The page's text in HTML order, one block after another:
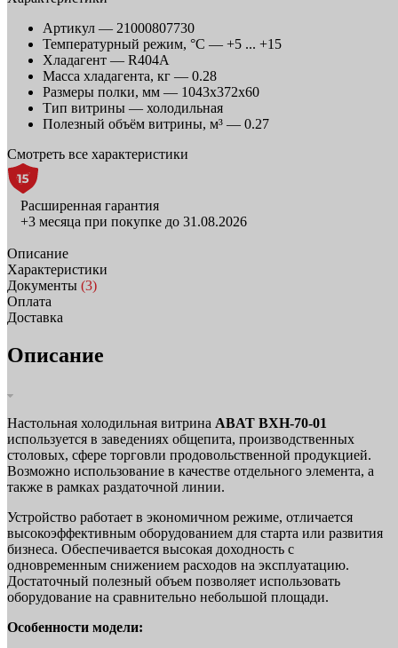
Артикул — 21000807730
Температурный режим, °C — +5 ... +15
Хладагент — R404A
Масса хладагента, кг — 0.28
Размеры полки, мм — 1043x372x60
Тип витрины — холодильная
Полезный объём витрины, м³ — 0.27
Смотреть все характеристики
Расширенная гарантия
+3 месяца при покупке до 31.08.2026
Описание
Характеристики
Документы (3)
Оплата
Доставка
Описание
Настольная холодильная витрина ABAT ВХН‑70‑01
используется в заведениях общепита, производственных
столовых, сфере торговли продовольственной продукцией.
Возможно использование в качестве отдельного элемента, а
также в рамках раздаточной линии.
Устройство работает в экономичном режиме, отличается
высокоэффективным оборудованием для старта или развития
бизнеса. Обеспечивается высокая доходность с
одновременным снижением расходов на эксплуатацию.
Достаточный полезный объем позволяет использовать
оборудование на сравнительно небольшой площади.
Особенности модели: